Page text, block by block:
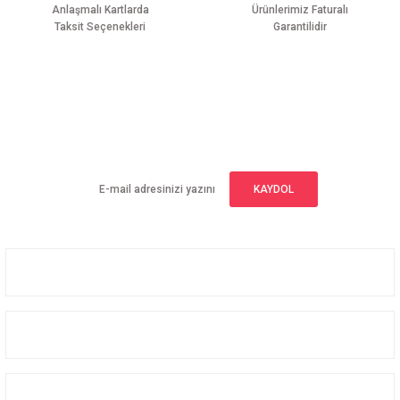
Anlaşmalı Kartlarda
Taksit Seçenekleri
Ürünlerimiz Faturalı
Garantilidir
KAYDOL